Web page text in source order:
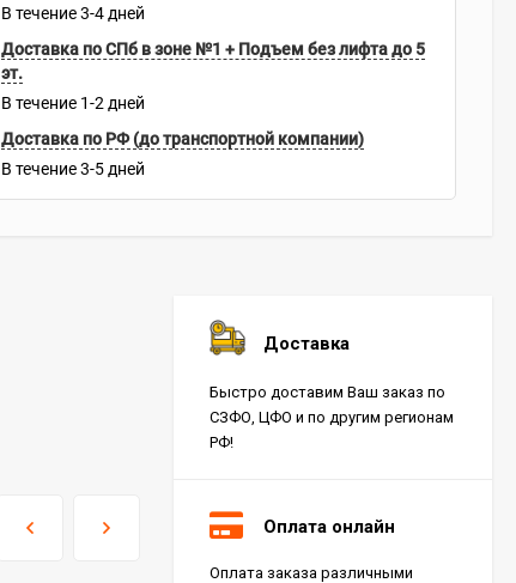
В течение 3-4 дней
Доставка по СПб в зоне №1 + Подъем без лифта до 5
эт.
В течение 1-2 дней
Доставка по РФ (до транспортной компании)
В течение 3-5 дней
Доставка
Быстро доставим Ваш заказ по
СЗФО, ЦФО и по другим регионам
РФ!
Оплата онлайн
Оплата заказа различными